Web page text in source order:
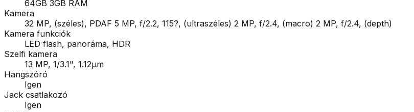
64GB 3GB RAM
Kamera
32 MP, (széles), PDAF 5 MP, f/2.2, 115?, (ultraszéles) 2 MP, f/2.4, (macro) 2 MP, f/2.4, (depth)
Kamera funkciók
LED flash, panoráma, HDR
Szelfi kamera
13 MP, 1/3.1", 1.12µm
Hangszóró
Igen
Jack csatlakozó
Igen